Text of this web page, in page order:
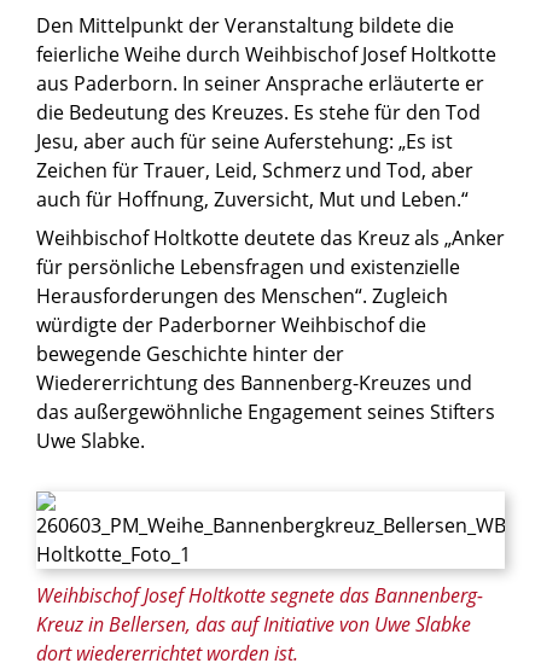
Weihbischof Josef Holtkotte segnete das Bannenberg-
Kreuz in Bellersen, das auf Initiative von Uwe Slabke
dort wiedererrichtet worden ist.
Den Mittelpunkt der Veranstaltung bildete die
feierliche Weihe durch Weihbischof Josef Holtkotte
aus Paderborn. In seiner Ansprache erläuterte er
die Bedeutung des Kreuzes. Es stehe für den Tod
Jesu, aber auch für seine Auferstehung: „Es ist
Zeichen für Trauer, Leid, Schmerz und Tod, aber
auch für Hoffnung, Zuversicht, Mut und Leben.“
Weihbischof Holtkotte deutete das Kreuz als „Anker
für persönliche Lebensfragen und existenzielle
Herausforderungen des Menschen“. Zugleich
würdigte der Paderborner Weihbischof die
bewegende Geschichte hinter der
Wiedererrichtung des Bannenberg-Kreuzes und
das außergewöhnliche Engagement seines Stifters
Uwe Slabke.